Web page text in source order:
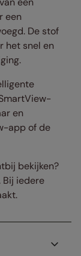
een
De stof
het snel en
en
app of de
bekijken?
Bij iedere